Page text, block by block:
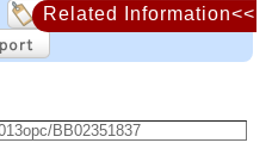
Related Information<<